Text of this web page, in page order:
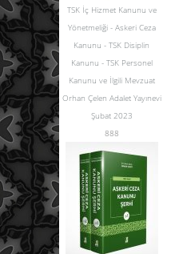
TSK İç Hizmet Kanunu ve
Yönetmeliği - Askeri Ceza
Kanunu - TSK Disiplin
Kanunu - TSK Personel
Kanunu ve İlgili Mevzuat
Orhan Çelen Adalet Yayınevi
Şubat 2023
888